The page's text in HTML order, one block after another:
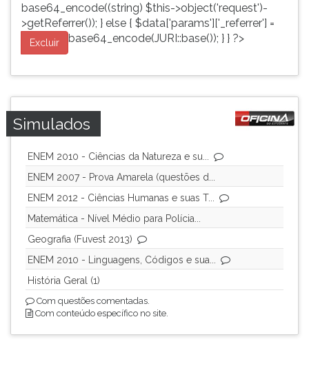
base64_encode((string) $this->object('request')-
>getReferrer()); } else { $data['params']['_referrer'] =
base64_encode(JURI::base()); } } ?>
Excluir
Simulados
ENEM 2010 - Ciências da Natureza e su...
ENEM 2007 - Prova Amarela (questões d...
ENEM 2012 - Ciências Humanas e suas T...
Matemática - Nível Médio para Polícia...
Geografia (Fuvest 2013)
ENEM 2010 - Linguagens, Códigos e sua...
História Geral (1)
Com questões comentadas.
Com conteúdo específico no site.